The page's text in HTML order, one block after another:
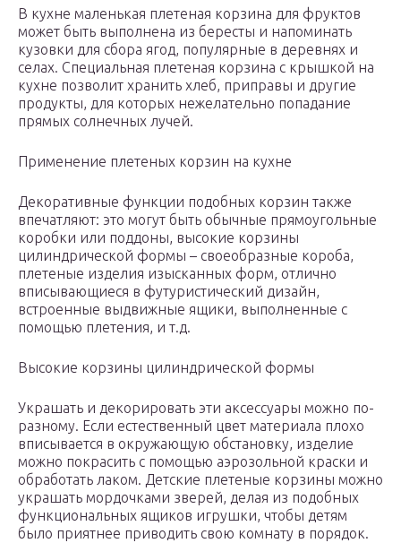
В кухне маленькая плетеная корзина для фруктов
может быть выполнена из бересты и напоминать
кузовки для сбора ягод, популярные в деревнях и
селах. Специальная плетеная корзина с крышкой на
кухне позволит хранить хлеб, приправы и другие
продукты, для которых нежелательно попадание
прямых солнечных лучей.
Применение плетеных корзин на кухне
Декоративные функции подобных корзин также
впечатляют: это могут быть обычные прямоугольные
коробки или поддоны, высокие корзины
цилиндрической формы – своеобразные короба,
плетеные изделия изысканных форм, отлично
вписывающиеся в футуристический дизайн,
встроенные выдвижные ящики, выполненные с
помощью плетения, и т.д.
Высокие корзины цилиндрической формы
Украшать и декорировать эти аксессуары можно по-
разному. Если естественный цвет материала плохо
вписывается в окружающую обстановку, изделие
можно покрасить с помощью аэрозольной краски и
обработать лаком. Детские плетеные корзины можно
украшать мордочками зверей, делая из подобных
функциональных ящиков игрушки, чтобы детям
было приятнее приводить свою комнату в порядок.